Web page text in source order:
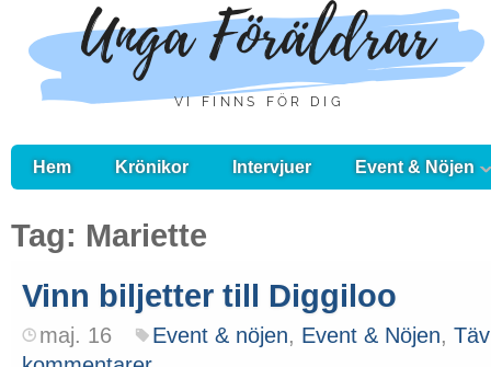
Hem Krönikor Intervjuer Event & Nöjen
Tag: Mariette
Vinn biljetter till Diggiloo
maj. 16 Event & nöjen, Event & Nöjen,